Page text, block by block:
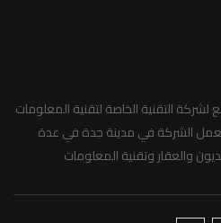
التقنية الخاصة لتقنية المعلومات
1419هجري وتعمل الشركة في مدينة جدة في عدة
والعقار وتقنية المعلومات